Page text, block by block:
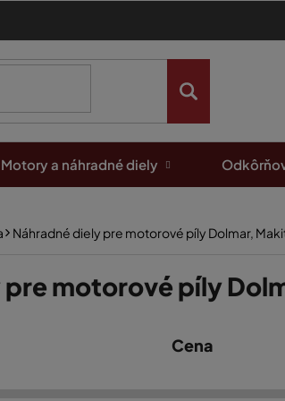
Motory a náhradné diely
Náhradné diely pre motorové píly Dolmar,
pre motorové píly
Cena